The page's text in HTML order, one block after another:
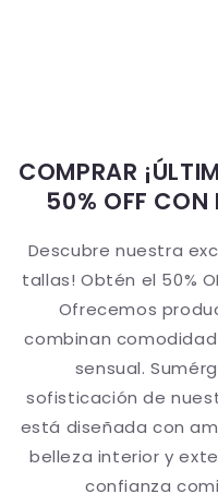
COMPRAR
50% OFF CON
Descubre nuestra
tallas! Obtén el 50%
Ofrecemos
combinan
sensual.
sofisticación de
está diseñada con
belleza interior y
confianza